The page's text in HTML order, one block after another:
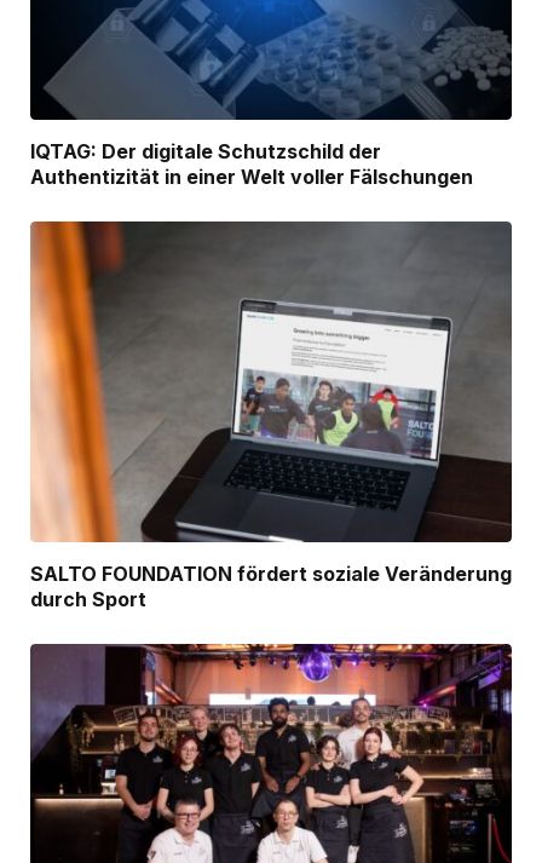
IQTAG: Der digitale Schutzschild der
Authentizität in einer Welt voller Fälschungen
SALTO FOUNDATION fördert soziale Veränderung
durch Sport